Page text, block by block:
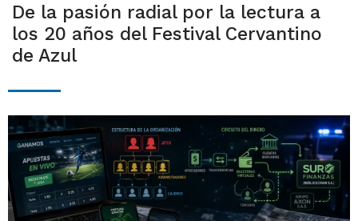
De la pasión radial por la lectura a
los 20 años del Festival Cervantino
de Azul